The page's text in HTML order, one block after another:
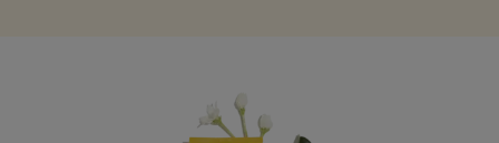
nutri-